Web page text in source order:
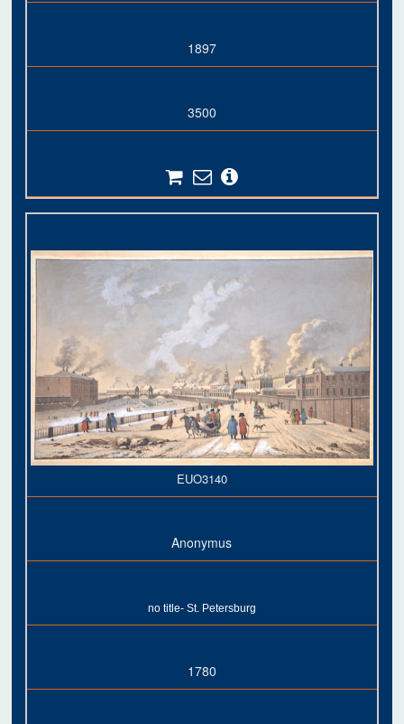
1897
3500
EUO3140
Anonymus
no title- St. Petersburg
1780